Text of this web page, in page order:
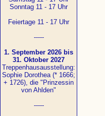
Sonntag 11 - 17 Uhr
Feiertage 11 - 17 Uhr
-----
1. September 2026 bis
31. Oktober 2027
Treppenhausausstellung:
Sophie Dorothea (* 1666;
+ 1726), die "Prinzessin
von Ahlden"
-----